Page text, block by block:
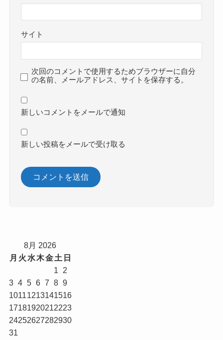
サイト
次回のコメントで使用するためブラウザーに自分
の名前、メールアドレス、サイトを保存する。
新しいコメントをメールで通知
新しい投稿をメールで受け取る
8月 2026
月 火 水木金土 日
1
2
3 4 5 6 7 8 9
10111213141516
17181920212223
24252627282930
31